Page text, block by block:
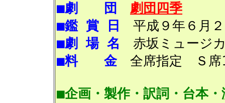
■劇 団
劇団四季
■鑑 賞 日
平成９年６月
■劇 場 名 赤坂ミュージ
■料 金全席指定 Ｓ席
■企画・製作・訳詞・台本・